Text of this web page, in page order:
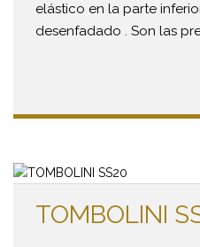
elástico en la parte
desenfadado . Son las
TOMBOLINI